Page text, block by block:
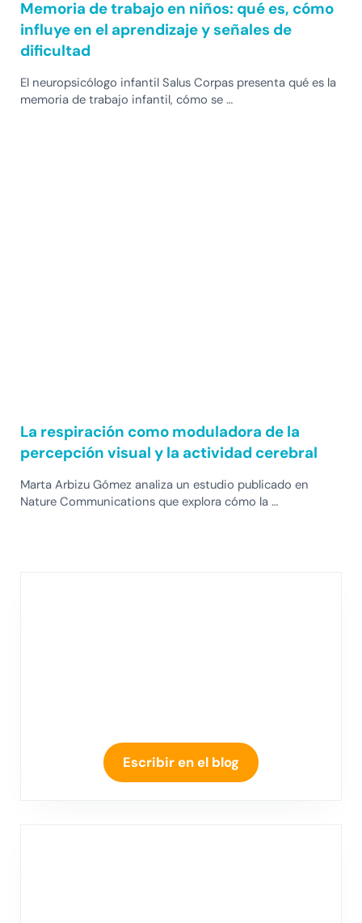
Memoria de trabajo en niños: qué es, cómo
influye en el aprendizaje y señales de
dificultad
El neuropsicólogo infantil Salus Corpas presenta qué es la
memoria de trabajo infantil, cómo se …
La respiración como moduladora de la
percepción visual y la actividad cerebral
Marta Arbizu Gómez analiza un estudio publicado en
Nature Communications que explora cómo la …
Escribir en el blog